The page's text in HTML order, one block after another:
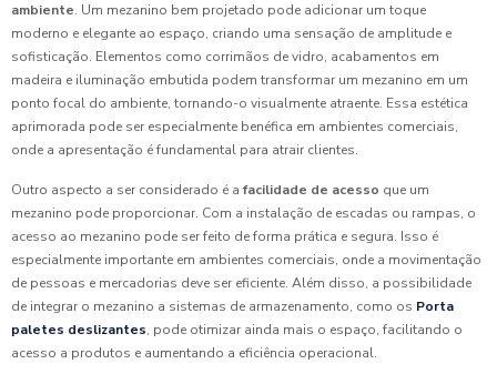
ambiente. Um mezanino bem projetado pode adicionar um toque
moderno e elegante ao espaço, criando uma sensação de amplitude e
sofisticação. Elementos como corrimãos de vidro, acabamentos em
madeira e iluminação embutida podem transformar um mezanino em um
ponto focal do ambiente, tornando-o visualmente atraente. Essa estética
aprimorada pode ser especialmente benéfica em ambientes comerciais,
onde a apresentação é fundamental para atrair clientes.
Outro aspecto a ser considerado é a facilidade de acesso que um
mezanino pode proporcionar. Com a instalação de escadas ou rampas, o
acesso ao mezanino pode ser feito de forma prática e segura. Isso é
especialmente importante em ambientes comerciais, onde a movimentação
de pessoas e mercadorias deve ser eficiente. Além disso, a possibilidade
de integrar o mezanino a sistemas de armazenamento, como os Porta
paletes deslizantes, pode otimizar ainda mais o espaço, facilitando o
acesso a produtos e aumentando a eficiência operacional.